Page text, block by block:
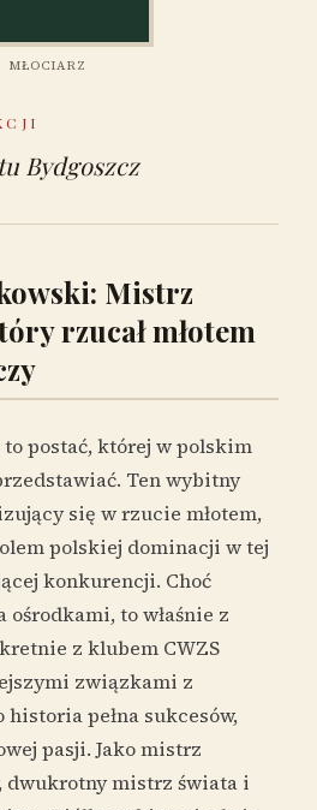
MŁOCIARZ
Bydgoszcz
Mistrz
rzucał młotem
postać, której w polskim
Ten wybitny
się w rzucie młotem,
polskiej dominacji w tej
konkurencji. Choć
to właśnie z
z klubem CWZS
związkami z
historia pełna sukcesów,
pasji. Jako mistrz
dwukrotny mistrz świata i